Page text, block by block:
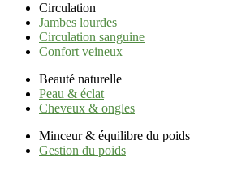
Circulation
Jambes lourdes
Circulation sanguine
Confort veineux
Beauté naturelle
Peau & éclat
Cheveux & ongles
Minceur & équilibre du poids
Gestion du poids